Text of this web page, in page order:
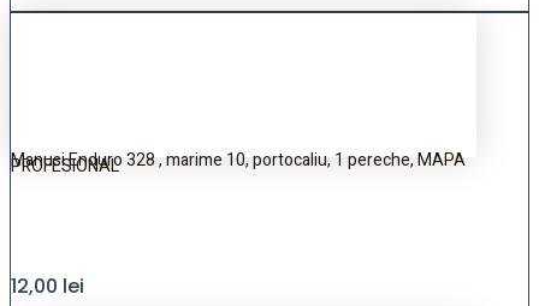
Manusi Enduro 328 , marime 10, portocaliu, 1 pereche, MAPA
PROFESIONAL
12,00 lei